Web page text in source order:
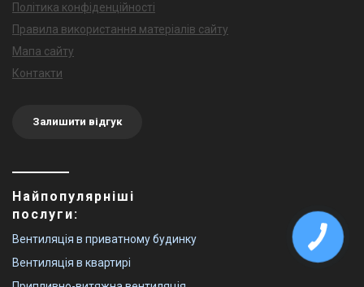
Політика конфіденційності
Правила використання матеріалів сайту
Мапа сайту
Контакти
Залишити відгук
Найпопулярніші
послуги:
Вентиляція в приватному будинку
Вентиляція в квартирі